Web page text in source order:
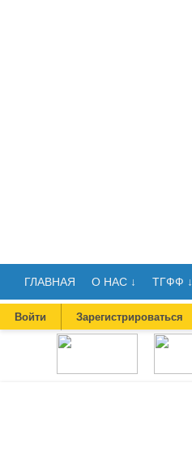
ГЛАВНАЯ О НАС ↓ ТГФФ ↓
Войти Зарегистрироваться